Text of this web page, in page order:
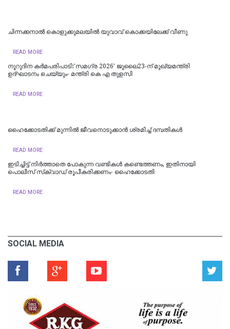
ചിന്നക്കനാൽ കൊളുക്കുമലയില്‍ യുവാവ് കൊക്കയിലേക്ക് വീണു
READ MORE
നൂറുദിന കർമപരിപാടി:'സമഗ്ര 2026' ജൂലൈ23-ന് മുഖ്യമന്ത്രി
ഉദ്ഘാടനം ചെയ്യും- മന്ത്രി കെ എ തുളസി
READ MORE
ഹൈക്കോടതിക്ക് മുന്നില്‍ ജീവനൊടുക്കാന്‍ ശ്രമിച്ച് ദമ്പതികള്‍
READ MORE
ഇടിച്ചിട്ട് നിര്‍ത്താതെ പോകുന്ന വണ്ടികള്‍ കണ്ടെത്തണം, ഇതിനായി
പൊലീസ് സ്‌ക്വാഡ് രൂപീകരിക്കണം- ഹൈക്കോടതി
READ MORE
SOCIAL MEDIA